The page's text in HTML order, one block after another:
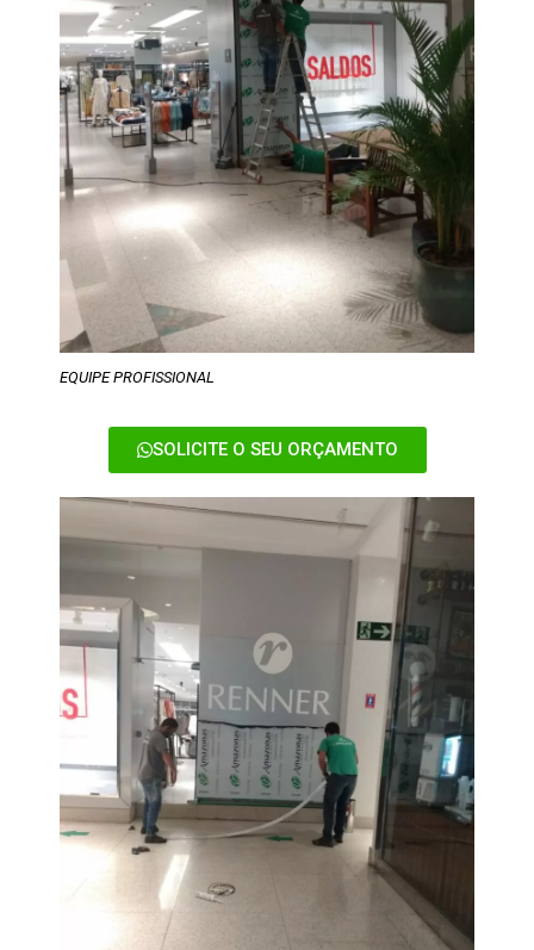
EQUIPE PROFISSIONAL
SOLICITE O SEU ORÇAMENTO